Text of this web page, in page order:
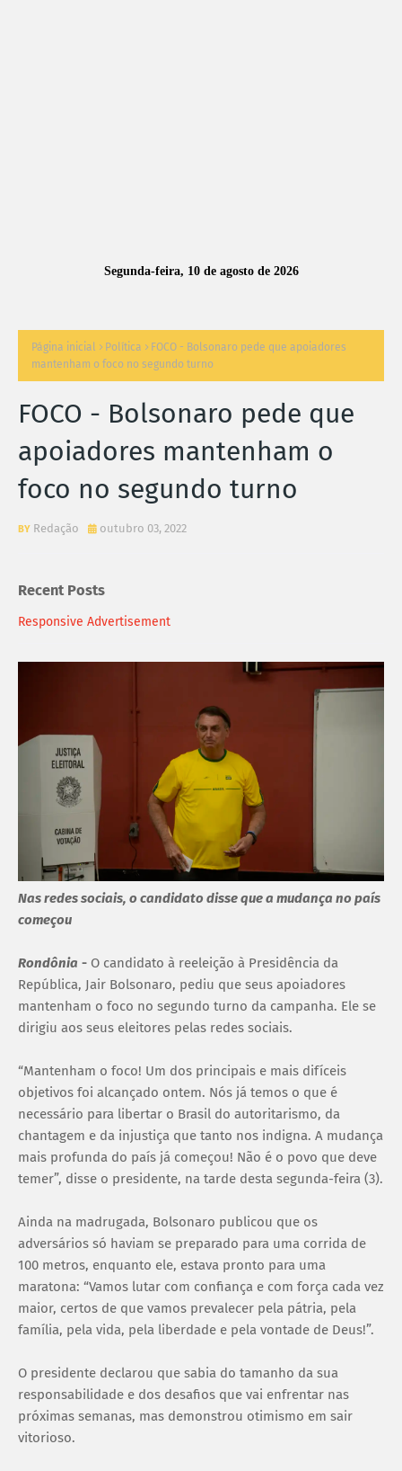
Segunda-feira, 10 de agosto de 2026
Página inicial Política
FOCO - Bolsonaro pede que apoiadores
mantenham o foco no segundo turno
FOCO - Bolsonaro pede que
apoiadores mantenham o
foco no segundo turno
Redação outubro 03, 2022
Recent Posts
Responsive Advertisement
Nas redes sociais, o candidato disse que a mudança no país
começou
Rondônia - O candidato à reeleição à Presidência da
República, Jair Bolsonaro, pediu que seus apoiadores
mantenham o foco no segundo turno da campanha. Ele se
dirigiu aos seus eleitores pelas redes sociais.
“Mantenham o foco! Um dos principais e mais difíceis
objetivos foi alcançado ontem. Nós já temos o que é
necessário para libertar o Brasil do autoritarismo, da
chantagem e da injustiça que tanto nos indigna. A mudança
mais profunda do país já começou! Não é o povo que deve
temer”, disse o presidente, na tarde desta segunda-feira (3).
Ainda na madrugada, Bolsonaro publicou que os
adversários só haviam se preparado para uma corrida de
100 metros, enquanto ele, estava pronto para uma
maratona: “Vamos lutar com confiança e com força cada vez
maior, certos de que vamos prevalecer pela pátria, pela
família, pela vida, pela liberdade e pela vontade de Deus!”.
O presidente declarou que sabia do tamanho da sua
responsabilidade e dos desafios que vai enfrentar nas
próximas semanas, mas demonstrou otimismo em sair
vitorioso.